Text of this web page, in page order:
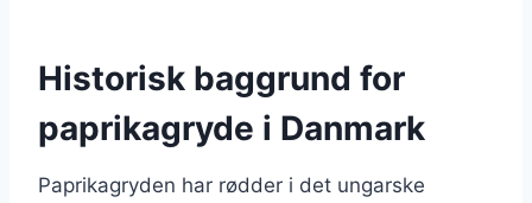
Historisk baggrund for
paprikagryde i Danmark
Paprikagryden har rødder i det ungarske